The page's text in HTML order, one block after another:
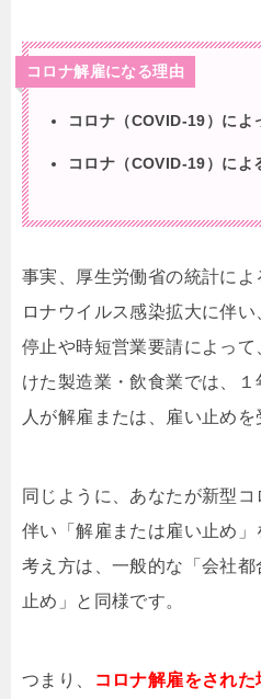
コロナ解雇になる理由
コロナ（COVID-19）によ
コロナ（COVID-19）に
事実、厚生労働省の統計に
ロナウイルス感染拡大に伴い
停止や時短営業要請によっ
けた製造業・飲食業では、１
人が解雇または、雇い止めを
同じように、あなたが新型
伴い「解雇または雇い止め
考え方は、一般的な「会社
止め」と同様です。
つまり、
コロナ解雇をされ